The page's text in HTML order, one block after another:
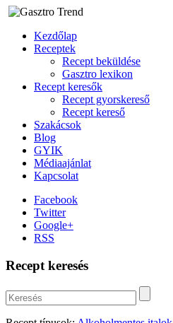
Kezdőlap
Receptek
Recept beküldése
Gasztro lexikon
Recept keresők
Recept gyorskereső
Recept kereső
Szakácsok
Blog
GYIK
Médiaajánlat
Kapcsolat
Facebook
Twitter
Google+
RSS
Recept keresés